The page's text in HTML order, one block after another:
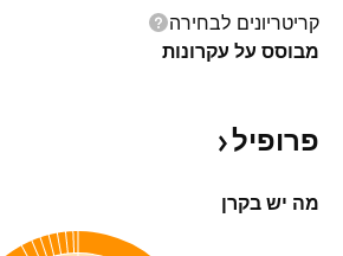
קריטריונים לבחירה
מבוסס על עקרונות
פרופיל
מה יש בקרן